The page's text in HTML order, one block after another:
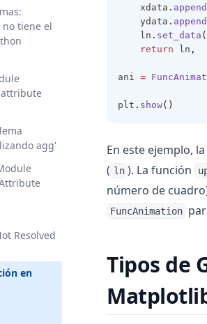
por
una
Gen
las
con
en los
Open-
Data-
Found'
Solution
tiene el
agg'
Resolved
en
    xdata
. append
    ydata
. append
    ln
. set_data
return ln ,
ani =
plt . show()
En este ejemplo,
( ln ). La función
número de
FuncAnimation
Tipos de